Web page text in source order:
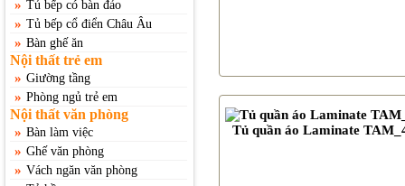
» Tủ bếp có bàn đảo
» Tủ bếp cổ điển Châu Âu
» Bàn ghế ăn
Nội thất trẻ em
» Giường tầng
» Phòng ngủ trẻ em
Nội thất văn phòng
» Bàn làm việc
» Ghế văn phòng
» Vách ngăn văn phòng
Tủ quần áo Laminate